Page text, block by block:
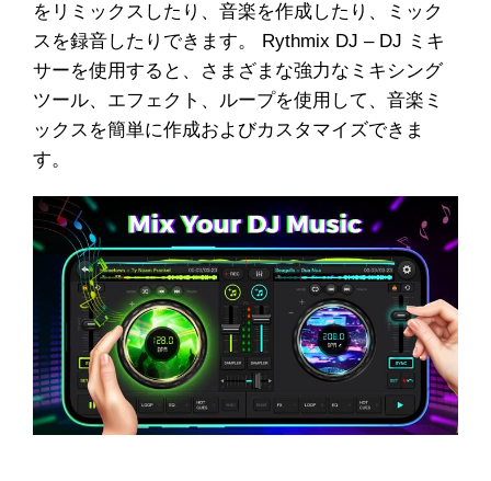
をリミックスしたり、音楽を作成したり、ミック
スを録音したりできます。 Rythmix DJ – DJ ミキ
サーを使用すると、さまざまな強力なミキシング
ツール、エフェクト、ループを使用して、音楽ミ
ックスを簡単に作成およびカスタマイズできま
す。